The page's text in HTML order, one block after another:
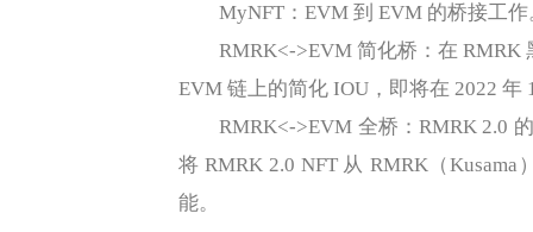
MyNFT：EVM 到 EVM 的桥接工作
RMRK<->EVM 简化桥：在 RMRK
EVM 链上的简化 IOU，即将在 2022 年
RMRK<->EVM 全桥：RMRK 2.0 的
将 RMRK 2.0 NFT 从 RMRK（
能。